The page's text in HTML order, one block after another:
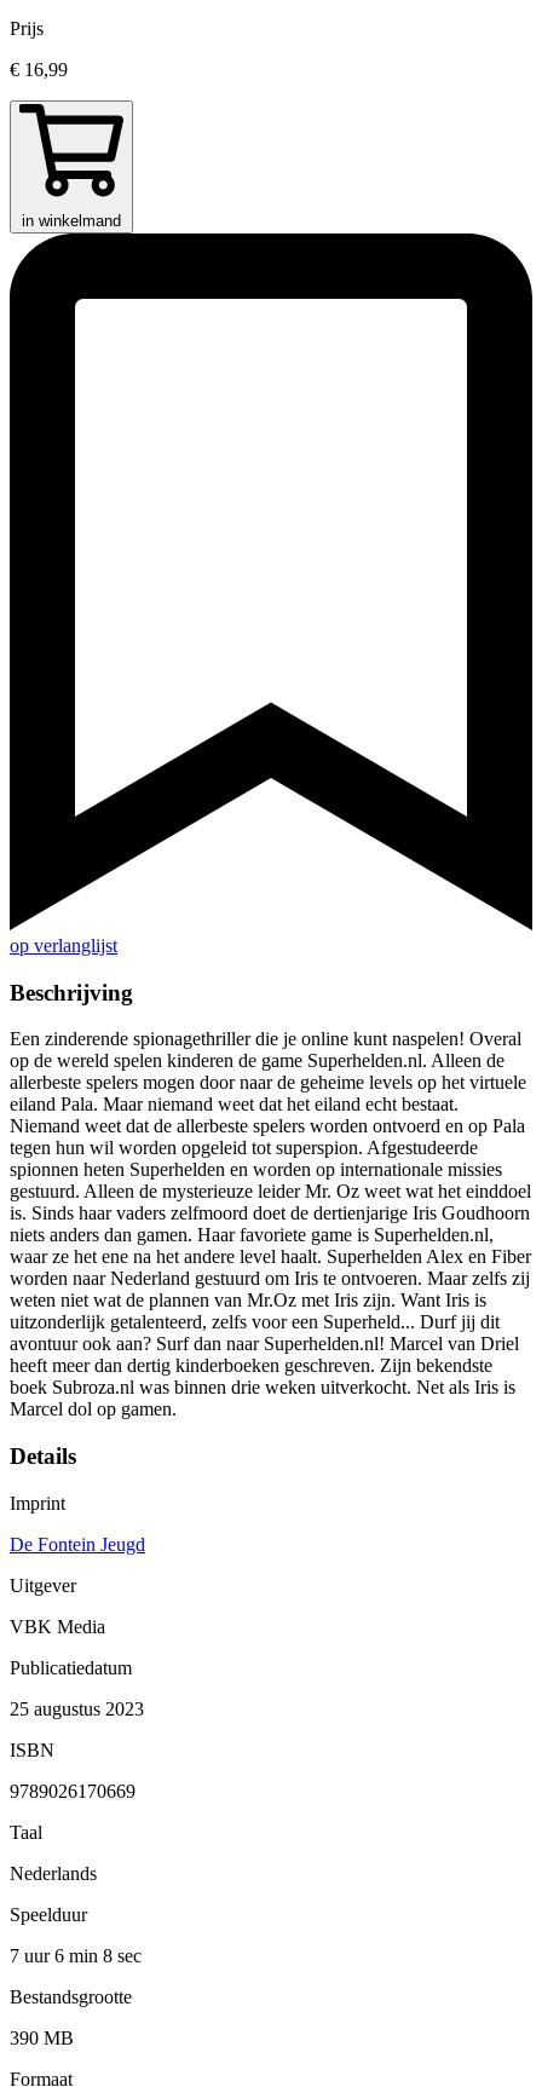
Prijs
€ 16,99
in winkelmand
op verlanglijst
Beschrijving
Een zinderende spionagethriller die je online kunt naspelen! Overal
op de wereld spelen kinderen de game Superhelden.nl. Alleen de
allerbeste spelers mogen door naar de geheime levels op het virtuele
eiland Pala. Maar niemand weet dat het eiland echt bestaat.
Niemand weet dat de allerbeste spelers worden ontvoerd en op Pala
tegen hun wil worden opgeleid tot superspion. Afgestudeerde
spionnen heten Superhelden en worden op internationale missies
gestuurd. Alleen de mysterieuze leider Mr. Oz weet wat het einddoel
is. Sinds haar vaders zelfmoord doet de dertienjarige Iris Goudhoorn
niets anders dan gamen. Haar favoriete game is Superhelden.nl,
waar ze het ene na het andere level haalt. Superhelden Alex en Fiber
worden naar Nederland gestuurd om Iris te ontvoeren. Maar zelfs zij
weten niet wat de plannen van Mr.Oz met Iris zijn. Want Iris is
uitzonderlijk getalenteerd, zelfs voor een Superheld... Durf jij dit
avontuur ook aan? Surf dan naar Superhelden.nl! Marcel van Driel
heeft meer dan dertig kinderboeken geschreven. Zijn bekendste
boek Subroza.nl was binnen drie weken uitverkocht. Net als Iris is
Marcel dol op gamen.
Details
Imprint
De Fontein Jeugd
Uitgever
VBK Media
Publicatiedatum
25 augustus 2023
ISBN
9789026170669
Taal
Nederlands
Speelduur
7 uur 6 min 8 sec
Bestandsgrootte
390 MB
Formaat